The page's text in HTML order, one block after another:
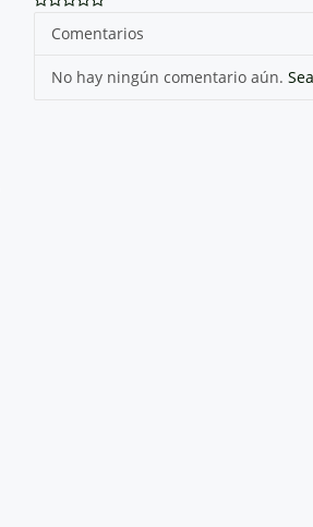
Comentarios
No hay ningún comentario aún.